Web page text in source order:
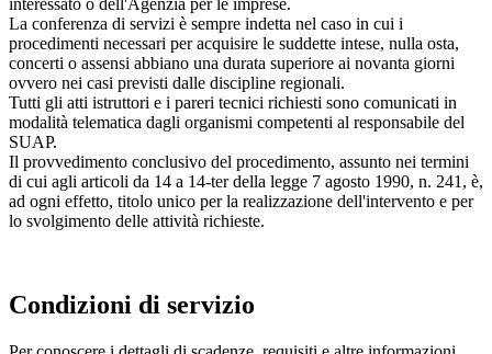
interessato o dell'Agenzia per le imprese.
La conferenza di servizi è sempre indetta nel caso in cui i
procedimenti necessari per acquisire le suddette intese, nulla osta,
concerti o assensi abbiano una durata superiore ai novanta giorni
ovvero nei casi previsti dalle discipline regionali.
Tutti gli atti istruttori e i pareri tecnici richiesti sono comunicati in
modalità telematica dagli organismi competenti al responsabile del
SUAP.
Il provvedimento conclusivo del procedimento, assunto nei termini
di cui agli articoli da 14 a 14-ter della legge 7 agosto 1990, n. 241, è,
ad ogni effetto, titolo unico per la realizzazione dell'intervento e per
lo svolgimento delle attività richieste.
Condizioni di servizio